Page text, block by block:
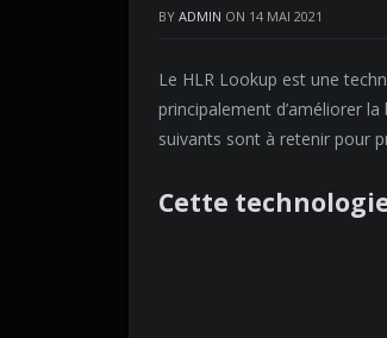
BY ADMIN ON 14 MAI 2021
Le HLR Lookup est une
principalement d’améliorer
suivants sont à retenir pour
Cette